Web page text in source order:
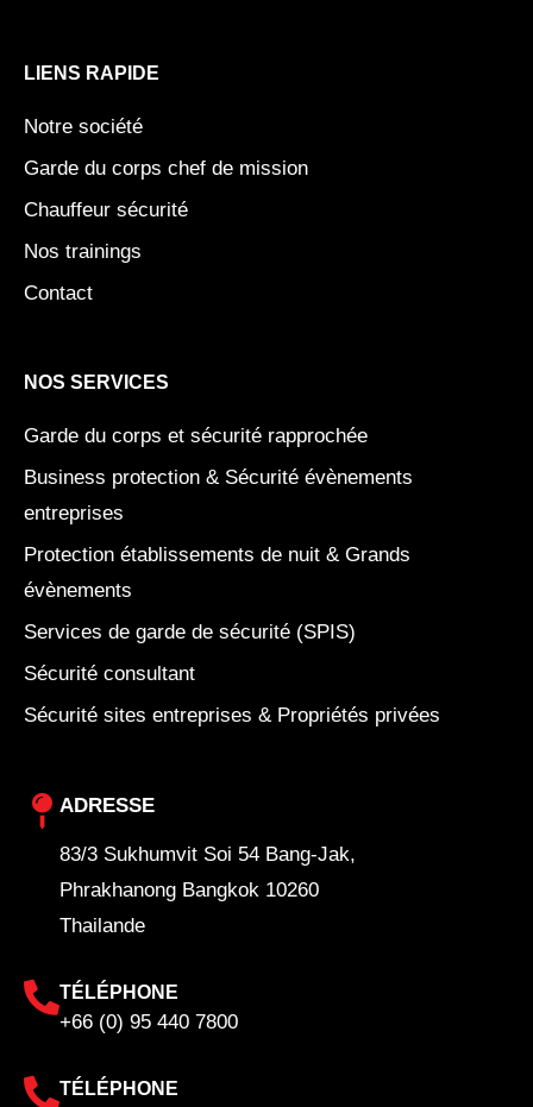
g
a
m
d
n
LIENS RAPIDE
Notre société
Garde du corps chef de mission
Chauffeur sécurité
Nos trainings
Contact
NOS SERVICES
Garde du corps et sécurité rapprochée
Business protection & Sécurité évènements
entreprises
Protection établissements de nuit & Grands
évènements
Services de garde de sécurité (SPIS)
Sécurité consultant
Sécurité sites entreprises & Propriétés privées
ADRESSE
83/3 Sukhumvit Soi 54 Bang-Jak,
Phrakhanong Bangkok 10260
Thailande
TÉLÉPHONE
+66 (0) 95 440 7800
TÉLÉPHONE